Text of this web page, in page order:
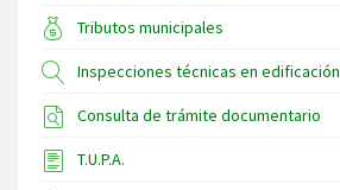
Tributos municipales
Inspecciones técnicas en edificación
Consulta de trámite documentario
T.U.P.A.